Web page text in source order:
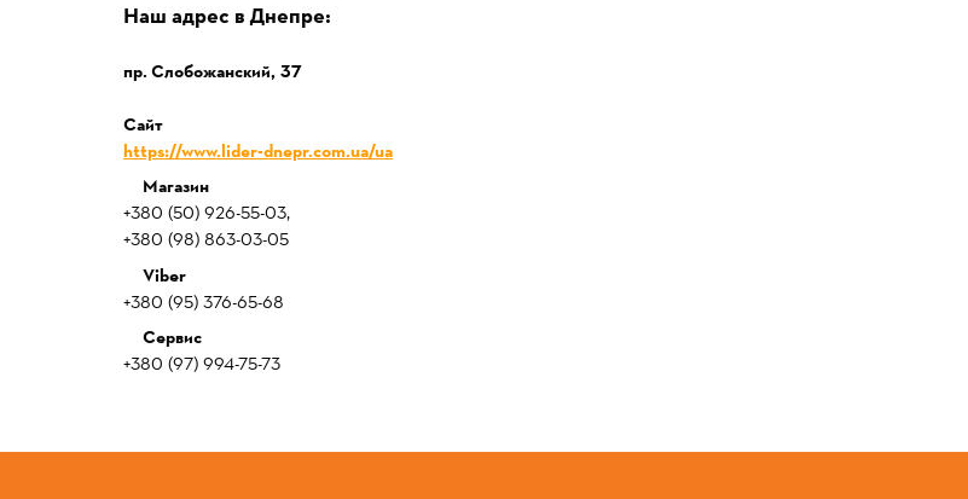
Наш адрес в Днепре:
пр. Слобожанский,37
Сайт
https://www.lider-dnepr.com.ua/ua
Магазин
+380 (50) 926-55-03,
+380 (98) 863-03-05
Viber
+380 (95) 376-65-68
Сервис
+380 (97) 994-75-73